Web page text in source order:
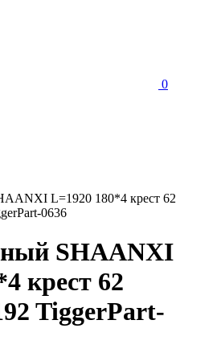
0
L=1920 180*4 крест 62
0636
SHAANXI
крест 62
TiggerPart-